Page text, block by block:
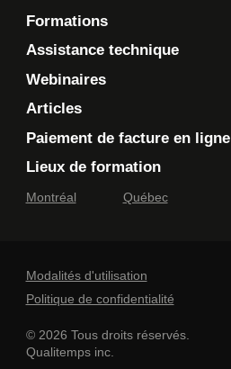
Formations
Assistance technique
Webinaires
Articles
Paiement de facture en ligne
Lieux de formation
Montréal Québec
Modalités d'utilisation
Politique de confidentialité
© 2026 Tous droits réservés.
Qualitemps inc.